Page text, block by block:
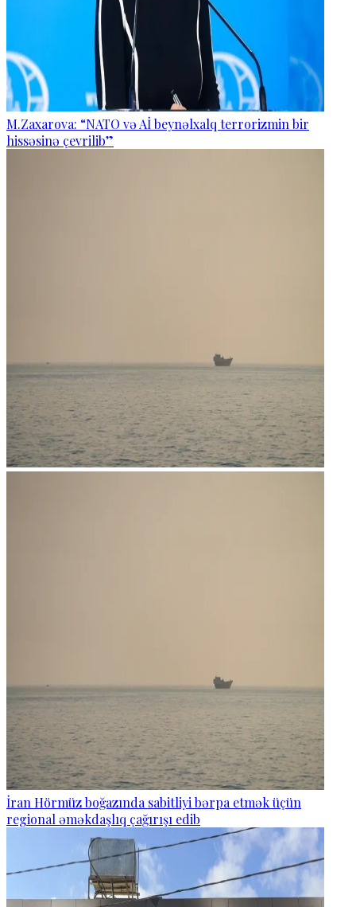
M.Zaxarova: “NATO və Aİ beynəlxalq terrorizmin bir
hissəsinə çevrilib”
İran Hörmüz boğazında sabitliyi bərpa etmək üçün
regional əməkdaşlıq çağırışı edib